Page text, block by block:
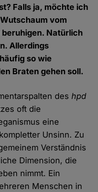
Falls ja, möchte ich
vom
beruhigen. Natürlich
Allerdings
so wie
Braten gehen soll.
deshpd
oft die
eine
Unsinn. Zu
Verständnis
Dimension, die
nimmt. Ein
Menschen in